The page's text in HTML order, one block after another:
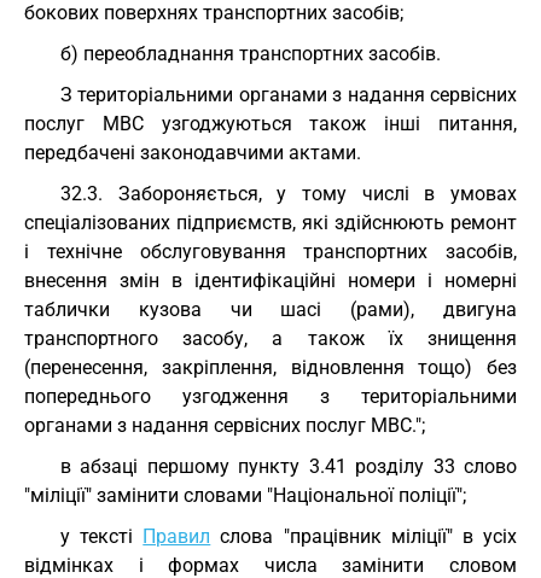
бокових поверхнях транспортних засобів;
б) переобладнання транспортних засобів.
З територіальними органами з надання сервісних
послуг МВС узгоджуються також інші питання,
передбачені законодавчими актами.
32.3. Забороняється, у тому числі в умовах
спеціалізованих підприємств, які здійснюють ремонт
і технічне обслуговування транспортних засобів,
внесення змін в ідентифікаційні номери і номерні
таблички кузова чи шасі (рами), двигуна
транспортного засобу, а також їх знищення
(перенесення, закріплення, відновлення тощо) без
попереднього узгодження з територіальними
органами з надання сервісних послуг МВС.";
в абзаці першому пункту 3.41 розділу 33 слово
"міліції" замінити словами "Національної поліції";
у тексті Правил слова "працівник міліції" в усіх
відмінках і формах числа замінити словом